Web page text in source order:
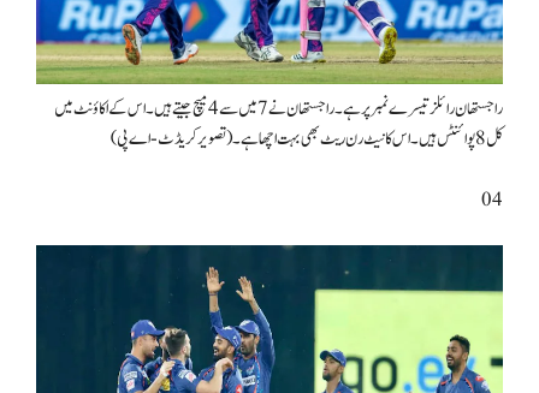
راجستھان رائلز تیسرے نمبر پر ہے۔ راجستھان نے 7 میں سے 4 میچ جیتے ہیں۔ اس کے اکاؤنٹ میں
کل 8 پوائنٹس ہیں۔ اس کا نیٹ رن ریٹ بھی بہت اچھا ہے۔ (تصویر کریڈٹ-اے پی)
04